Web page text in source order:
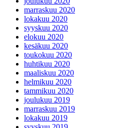
marraskuu 2020
lokakuu 2020
syyskuu 2020
elokuu 2020
kesäkuu 2020
toukokuu 2020
huhtikuu 2020
maaliskuu 2020
helmikuu 2020
tammikuu 2020
joulukuu 2019
marraskuu 2019
lokakuu 2019